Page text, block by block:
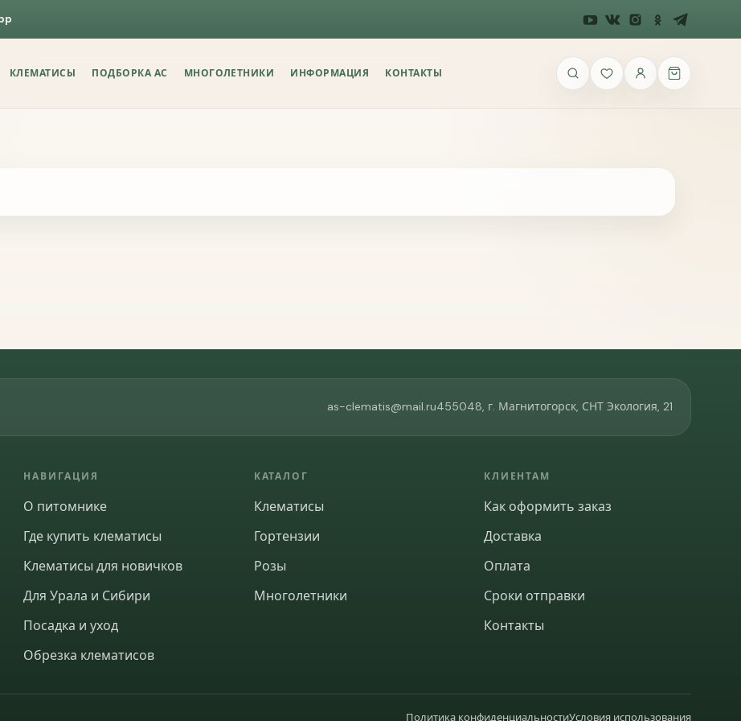
КЛЕМАТИСЫ ПОДБОРКА АС МНОГОЛЕТНИКИ ИНФОРМАЦИЯ КОНТАКТЫ
as-clematis@mail.ru455048, г. Магнитогорск, СНТ Экология, 21
НАВИГАЦИЯ
О питомнике
Где купить клематисы
Клематисы для новичков
Для Урала и Сибири
Посадка и уход
Обрезка клематисов
КАТАЛОГ
Клематисы
Гортензии
Розы
Многолетники
КЛИЕНТАМ
Как оформить заказ
Доставка
Оплата
Сроки отправки
Контакты
Политика конфиденциальностиУсловия использования